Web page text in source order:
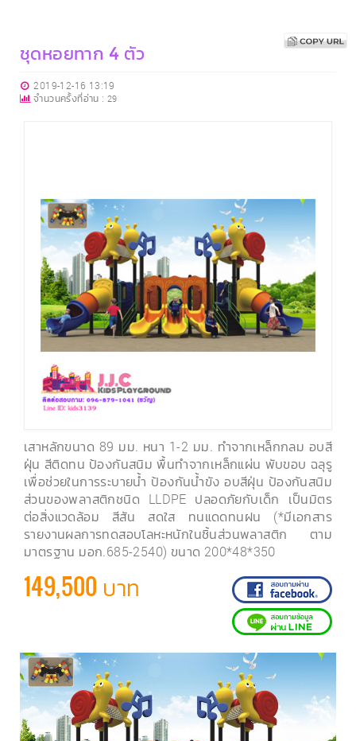
ชุดหอยทาก 4 ตัว
2019-12-16 13:19
จำนวนครั้งที่อ่าน : 29
เสาหลักขนาด 89 มม. หนา 1-2 มม. ทำจากเหล็กกลม อบสี
ฝุ่น สีติดทน ป้องกันสนิม พื้นทำจากเหล็กแผ่น พับขอบ ฉลุรู
เพื่อช่วยในการระบายน้ำ ป้องกันน้ำขัง อบสีฝุ่น ป้องกันสนิม
ส่วนของพลาสติกชนิด LLDPE ปลอดภัยกับเด็ก เป็นมิตร
ต่อสิ่งแวดล้อม สีสัน สดใส ทนแดดทนฝน (*มีเอกสาร
รายงานผลการทดสอบโลหะหนักในชิ้นส่วนพลาสติก ตาม
มาตรฐาน มอก.685-2540) ขนาด 200*48*350
149,500 บาท